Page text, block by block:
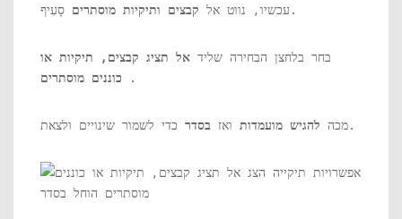
עכשיו, נווט אל קבצים ותיקיות מוסתרים סָעִיף.
בחר בלחצן הבחירה שליד אל תציג קבצים, תיקיות או
כוננים מוסתרים .
מכה להגיש מועמדות ואז בסדר כדי לשמור שינויים ולצאת.